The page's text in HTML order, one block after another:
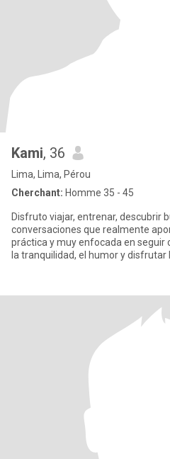
Kami, 36
Lima, Lima, Pérou
Cherchant: Homme 35 - 45
Disfruto viajar, entrenar, descubrir
conversaciones que realmente aporten. Soy
práctica y muy enfocada en seguir
la tranquilidad, el humor y disfrutar